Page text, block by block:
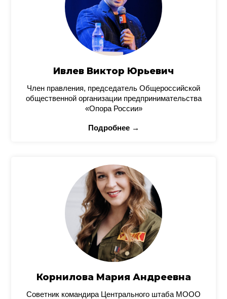
Ивлев Виктор Юрьевич
Член правления, председатель Общероссийской
общественной организации предпринимательства
«Опора России»
Подробнее →
Корнилова Мария Андреевна
Советник командира Центрального штаба МООО